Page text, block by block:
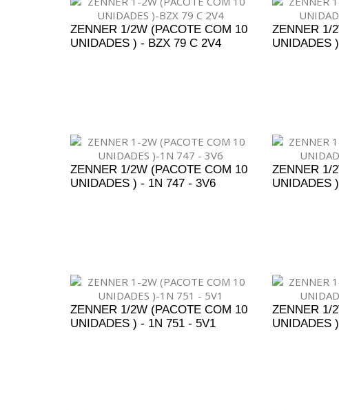
ZENNER 1/2W (PACOTE COM 10
UNIDADES ) - BZX 79 C 2V4
ZENNER 1/
UNIDADES
ZENNER 1/2W (PACOTE COM 10
UNIDADES ) - 1N 747 - 3V6
ZENNER 1/
UNIDADES
ZENNER 1/2W (PACOTE COM 10
UNIDADES ) - 1N 751 - 5V1
ZENNER 1/
UNIDADES